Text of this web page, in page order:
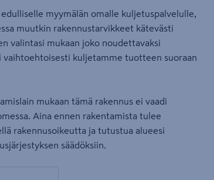
myymälän omalle kuljetuspalvelulle,
muutkin rakennustarvikkeet kätevästi
valintasi mukaan joko noudettavaksi
vaihtoehtoisesti kuljetamme tuotteen suoraan
mukaan tämä rakennus ei vaadi
Aina ennen rakentamista tulee
rakennusoikeutta ja tutustua alueesi
säädöksiin.